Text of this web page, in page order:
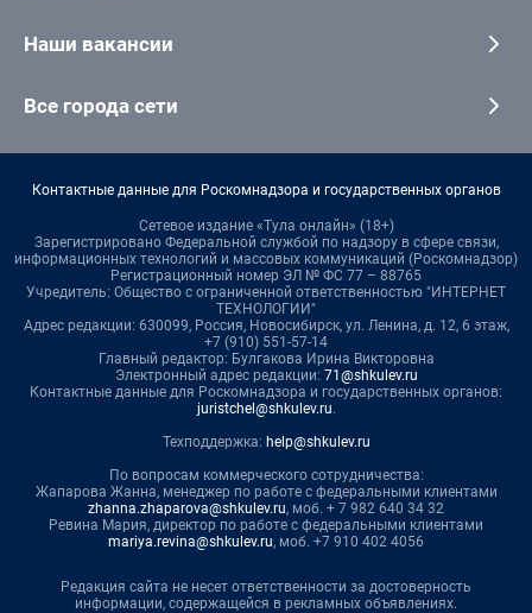
Наши вакансии
Все города сети
Контактные данные для Роскомнадзора и государственных органов
Сетевое издание «Тула онлайн» (18+)
Зарегистрировано Федеральной службой по надзору в сфере связи,
информационных технологий и массовых коммуникаций (Роскомнадзор)
Регистрационный номер ЭЛ № ФС 77 – 88765
Учредитель: Общество с ограниченной ответственностью "ИНТЕРНЕТ
ТЕХНОЛОГИИ"
Адрес редакции: 630099, Россия, Новосибирск, ул. Ленина, д. 12, 6 этаж,
+7 (910) 551-57-14
Главный редактор: Булгакова Ирина Викторовна
Электронный адрес редакции: 71@shkulev.ru
Контактные данные для Роскомнадзора и государственных органов:
juristchel@shkulev.ru.
Техподдержка: help@shkulev.ru
По вопросам коммерческого сотрудничества:
Жапарова Жанна, менеджер по работе с федеральными клиентами
zhanna.zhaparova@shkulev.ru, моб. + 7 982 640 34 32
Ревина Мария, директор по работе с федеральными клиентами
mariya.revina@shkulev.ru, моб. +7 910 402 4056
Редакция сайта не несет ответственности за достоверность
информации, содержащейся в рекламных объявлениях.